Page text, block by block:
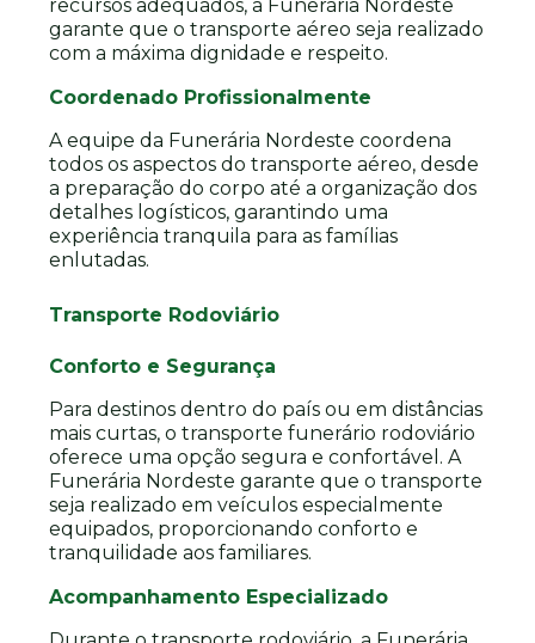
recursos adequados, a Funerária Nordeste
garante que o transporte aéreo seja realizado
com a máxima dignidade e respeito.
Coordenado Profissionalmente
A equipe da Funerária Nordeste coordena
todos os aspectos do transporte aéreo, desde
a preparação do corpo até a organização dos
detalhes logísticos, garantindo uma
experiência tranquila para as famílias
enlutadas.
Transporte Rodoviário
Conforto e Segurança
Para destinos dentro do país ou em distâncias
mais curtas, o transporte funerário rodoviário
oferece uma opção segura e confortável. A
Funerária Nordeste garante que o transporte
seja realizado em veículos especialmente
equipados, proporcionando conforto e
tranquilidade aos familiares.
Acompanhamento Especializado